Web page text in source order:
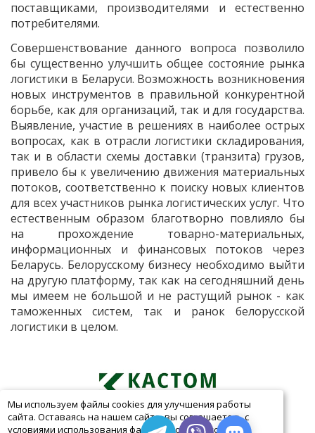
поставщиками, производителями и естественно
потребителями.
Совершенствование данного вопроса позволило
бы существенно улучшить общее состояние рынка
логистики в Беларуси. Возможность возникновения
новых инструментов в правильной конкурентной
борьбе, как для организаций, так и для государства.
Выявление, участие в решениях в наиболее острых
вопросах, как в отрасли логистики складирования,
так и в области схемы доставки (транзита) грузов,
привело бы к увеличению движения материальных
потоков, соответственно к поиску новых клиентов
для всех участников рынка логистических услуг. Что
естественным образом благотворно повлияло бы
на прохождение товарно-материальных,
информационных и финансовых потоков через
Беларусь. Белорусскому бизнесу необходимо выйти
на другую платформу, так как на сегодняшний день
мы имеем не большой и не растущий рынок - как
таможенных систем, так и ранок белорусской
логистики в целом.
Контакты
Мы используем файлы cookies для улучшения работы
сайта. Оставаясь на нашем сайте, вы соглашаетесь с
условиями использования файлов cookies. Чтобы